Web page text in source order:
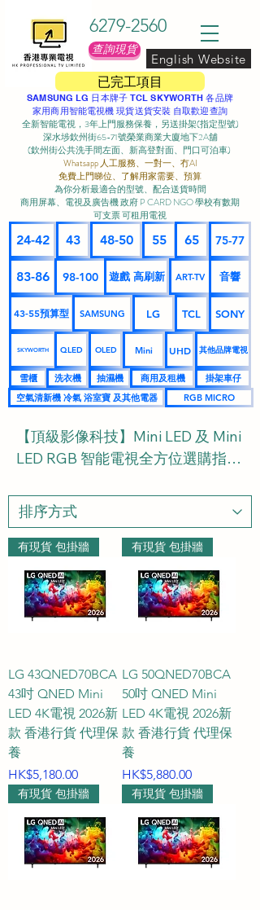
已完工項目
6279-2560
查詢現貨
English Website
SAMSUNG LG 日本牌子 TCL SKYWORTH 各品牌
家用商用智能電視機 現貨送貨安裝 自取歡迎查詢
全新智能電視，3年上門服務保養，另送掛架(指定型號)
深水埗欽州街65-71號榮業商業大廈地下2A舖
(欽州街公共洗手間左面、新高登對面、門口可泊車) ​
Whatsapp 人工服務、一對一、冇AI
免費上門睇位、了解用家需要、預算
為你分析最適合的型號、配合送貨時間
商用屏幕、電視及廣告機 政府 P CARD NGO 學校有數期
可支票 可租用電視
24-42 43 48-50 55 65 75-77
83-86 98-100 遊戲 高刷新 ART-TV 音響
43-55預算型 SAMSUNG LG TCL SONY
SKYWORTH QLED OLED Mini UHD 其他品牌電視
雪櫃 洗衣機 抽濕機 商用及租機
掛架車仔
空氣清新機 冷氣 浴室寶 及其他電器
RGB MICRO
【頂級影像科技】Mini LED 及 Mini
LED RGB 智能電視全方位選購指南
歡迎來到 HKTVPRO.COM！我們為
您帶來全新世代的極致顯示技術
——Mini LED 與 Mini LED RGB 電
視系列。為了讓您更輕鬆地為家居
挑選最完美的影音配置，我們特別
FAQ 形式為您逐一解答。
### Mini LED & Mini LED RGB 電
視選購常見問題 FAQ
#### Q1：什麼是 Mini LED 與
環境有哪些？
有現貨 包掛牆
LG 43QNED70BCA
43吋 QNED Mini
LED 4K電視 2026新
款 香港行貨 代理保
養
價格
HK$5,180.00
有現貨 包掛牆
LG 50QNED70BCA
50吋 QNED Mini
LED 4K電視 2026新
款 香港行貨 代理保
養
價格
HK$5,880.00
有現貨 包掛牆 有現貨 包掛牆